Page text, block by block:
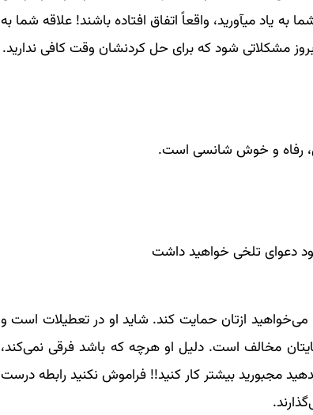
یاد میآورید، واقعاً اتفاق افتاده باشند! علاقه شما به
مشکلاتی شود که برای حل کردنشان وقت کافی ندارید.
رفاه و خوش شانسی است.
دعوای تلخی خواهید داشت
ازتان حمایت کند. شاید او در تعطیلات است و
مخالف است. دلیل او هرچه که باشد فرقی نمی‌کند،
مجبورید بیشتر کار کنید!! فراموش نکنید رابطه درست